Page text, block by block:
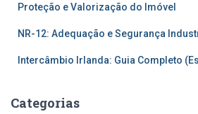
Proteção e Valorização do Imóvel
NR-12: Adequação e Segurança
Intercâmbio Irlanda: Guia Completo
Categorias